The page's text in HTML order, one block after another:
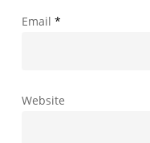
Email *
Website